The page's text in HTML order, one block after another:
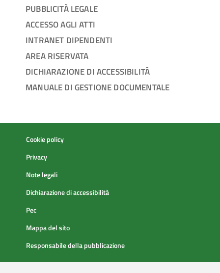
PUBBLICITÀ LEGALE
ACCESSO AGLI ATTI
INTRANET DIPENDENTI
AREA RISERVATA
DICHIARAZIONE DI ACCESSIBILITÀ
MANUALE DI GESTIONE DOCUMENTALE
Cookie policy
Privacy
Note legali
Dichiarazione di accessibilità
Pec
Mappa del sito
Responsabile della pubblicazione